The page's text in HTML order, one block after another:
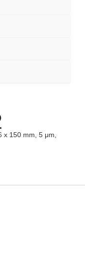
x 150 mm, 5 μm,